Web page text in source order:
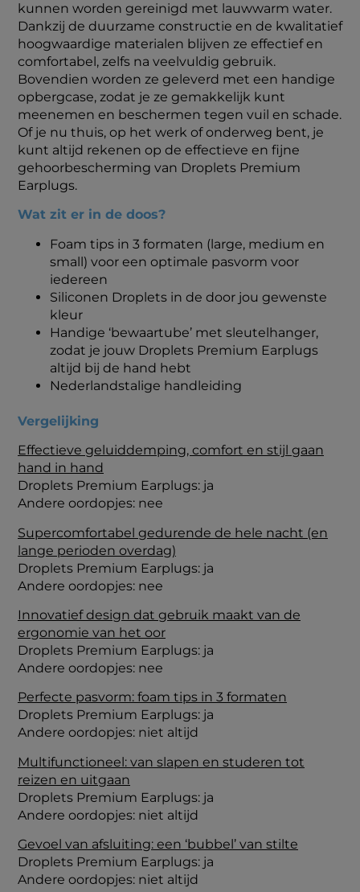
kunnen worden gereinigd met lauwwarm water.
Dankzij de duurzame constructie en de kwalitatief
hoogwaardige materialen blijven ze effectief en
comfortabel, zelfs na veelvuldig gebruik.
Bovendien worden ze geleverd met een handige
opbergcase, zodat je ze gemakkelijk kunt
meenemen en beschermen tegen vuil en schade.
Of je nu thuis, op het werk of onderweg bent, je
kunt altijd rekenen op de effectieve en fijne
gehoorbescherming van Droplets Premium
Earplugs.
Wat zit er in de doos?
Foam tips in 3 formaten (large, medium en
small) voor een optimale pasvorm voor
iedereen
Siliconen Droplets in de door jou gewenste
kleur
Handige ‘bewaartube’ met sleutelhanger,
zodat je jouw Droplets Premium Earplugs
altijd bij de hand hebt
Nederlandstalige handleiding
Vergelijking
Effectieve geluiddemping, comfort en stijl gaan
hand in hand
Droplets Premium Earplugs: ja
Andere oordopjes: nee
Supercomfortabel gedurende de hele nacht (en
lange perioden overdag)
Droplets Premium Earplugs: ja
Andere oordopjes: nee
Innovatief design dat gebruik maakt van de
ergonomie van het oor
Droplets Premium Earplugs: ja
Andere oordopjes: nee
Perfecte pasvorm: foam tips in 3 formaten
Droplets Premium Earplugs: ja
Andere oordopjes: niet altijd
Multifunctioneel: van slapen en studeren tot
reizen en uitgaan
Droplets Premium Earplugs: ja
Andere oordopjes: niet altijd
Gevoel van afsluiting: een ‘bubbel’ van stilte
Droplets Premium Earplugs: ja
Andere oordopjes: niet altijd